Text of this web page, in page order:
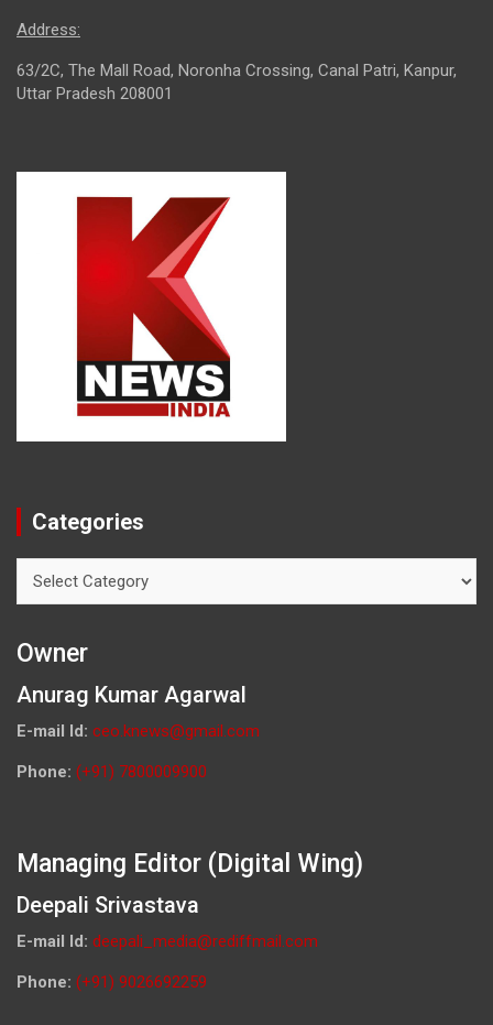
Address:
63/2C, The Mall Road, Noronha Crossing, Canal Patri, Kanpur,
Uttar Pradesh 208001
Categories
Owner
Anurag Kumar Agarwal
E-mail Id: ceo.knews@gmail.com
Phone: (+91) 7800009900
Managing Editor (Digital Wing)
Deepali Srivastava
E-mail Id: deepali_media@rediffmail.com
Phone: (+91) 9026692259